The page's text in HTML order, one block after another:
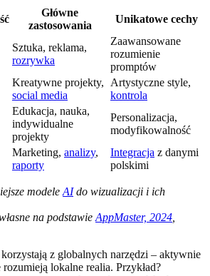
Główne
zastosowania
Unikatowe cechy
Sztuka, reklama,
rozrywka
Zaawansowane
rozumienie
promptów
Kreatywne projekty,
social media
Artystyczne style,
kontrola
Edukacja, nauka,
indywidualne
projekty
Personalizacja,
modyfikowalność
Marketing, analizy,
raporty
Integracja z danymi
polskimi
modele AIdo wizualizacji i ich
na podstawie AppMaster, 2024
z globalnych narzędzi – aktywnie
lokalne realia. Przykład?